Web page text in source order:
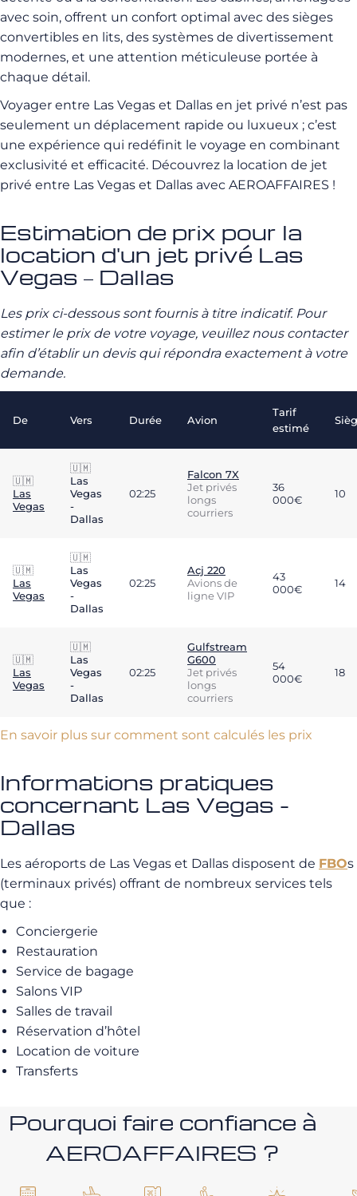
avec soin, offrent un confort optimal avec des sièges
convertibles en lits, des systèmes de divertissement
modernes, et une attention méticuleuse portée à
chaque détail.
Voyager entre Las Vegas et Dallas en jet privé n’est pas
seulement un déplacement rapide ou luxueux ; c’est
une expérience qui redéfinit le voyage en combinant
exclusivité et efficacité. Découvrez la location de jet
privé entre Las Vegas et Dallas avec AEROAFFAIRES !
Estimation de prix pour la
location d'un jet privé Las
Vegas – Dallas
Les prix ci-dessous sont fournis à titre indicatif. Pour
estimer le prix de votre voyage, veuillez nous contacter
afin d’établir un devis qui répondra exactement à votre
demande.
De Vers Durée Avion
Tarif
estimé
🇺🇲
Las
Vegas
🇺🇲
Las
Vegas
-
Dallas
02:25
Falcon 7X
Jet privés
longs
courriers
36
000€
10
🇺🇲
Las
Vegas
🇺🇲
Las
Vegas
-
Dallas
02:25
Acj 220
Avions de
ligne VIP
43
000€
14
🇺🇲
Las
Vegas
🇺🇲
Las
Vegas
-
Dallas
02:25
Gulfstream
G600
Jet privés
longs
courriers
54
000€
18
En savoir plus sur comment sont calculés les prix
Informations pratiques
concernant Las Vegas -
Dallas
Les aéroports de Las Vegas et Dallas disposent de FBOs
(terminaux privés) offrant de nombreux services tels
que :
Conciergerie
Restauration
Service de bagage
Salons VIP
Salles de travail
Réservation d’hôtel
Location de voiture
Transferts
Pourquoi faire confiance à
AEROAFFAIRES ?